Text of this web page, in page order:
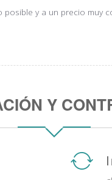
y a un precio muy
Y